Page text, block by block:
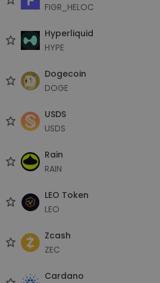
FIGR_HELOC
Hyperliquid
HYPE
Dogecoin
DOGE
USDS
USDS
Rain
RAIN
LEO Token
LEO
Zcash
ZEC
Cardano